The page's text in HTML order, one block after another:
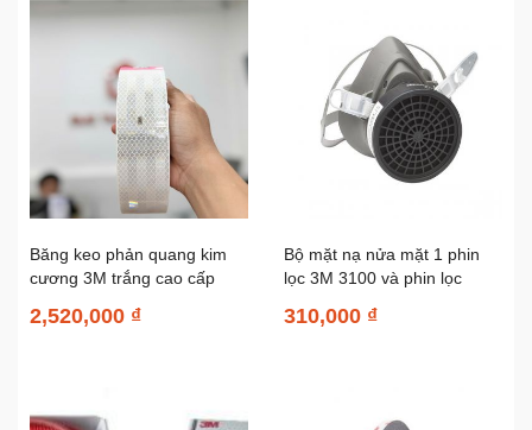
Băng keo phản quang kim
cương 3M trắng cao cấp
2,520,000 ₫
Bộ mặt nạ nửa mặt 1 phin
lọc 3M 3100 và phin lọc
310,000 ₫